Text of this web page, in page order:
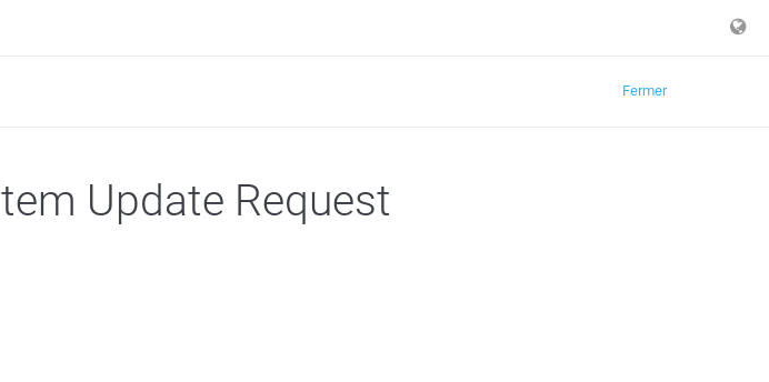
Fermer
Update Request